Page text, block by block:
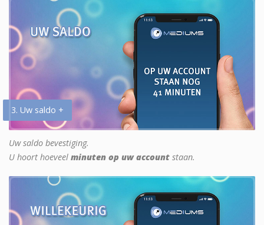
3. Uw saldo +
Uw saldo bevestiging.
U hoort hoeveel minuten op uw account staan.